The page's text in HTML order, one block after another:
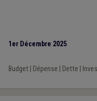
1er Décembre 2025
Budget| Dépense Dette